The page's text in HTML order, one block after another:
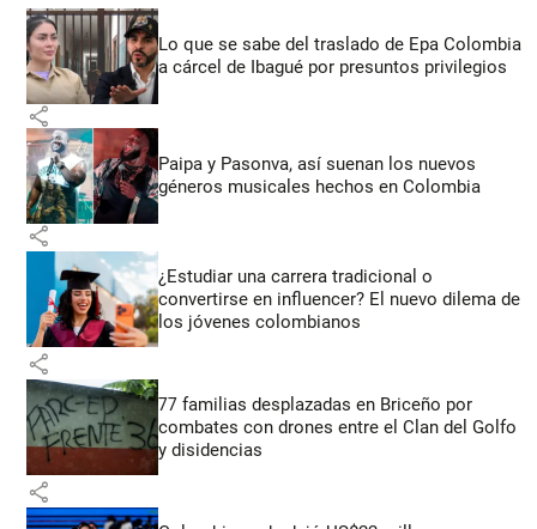
Lo que se sabe del traslado de Epa Colombia
a cárcel de Ibagué por presuntos privilegios
share
Paipa y Pasonva, así suenan los nuevos
géneros musicales hechos en Colombia
share
¿Estudiar una carrera tradicional o
convertirse en influencer? El nuevo dilema de
los jóvenes colombianos
share
77 familias desplazadas en Briceño por
combates con drones entre el Clan del Golfo
y disidencias
share